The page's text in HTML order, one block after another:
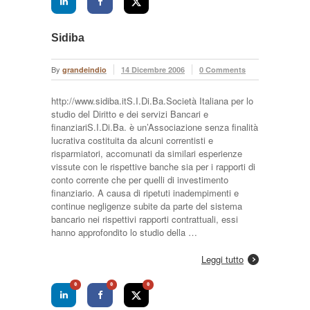
Sidiba
By grandeindio 14 Dicembre 2006 0 Comments
http://www.sidiba.itS.I.Di.Ba.Società Italiana per lo
studio del Diritto e dei servizi Bancari e
finanziariS.I.Di.Ba. è un’Associazione senza finalità
lucrativa costituita da alcuni correntisti e
risparmiatori, accomunati da similari esperienze
vissute con le rispettive banche sia per i rapporti di
conto corrente che per quelli di investimento
finanziario. A causa di ripetuti inadempimenti e
continue negligenze subite da parte del sistema
bancario nei rispettivi rapporti contrattuali, essi
hanno approfondito lo studio della …
Leggi tutto
0 0 0